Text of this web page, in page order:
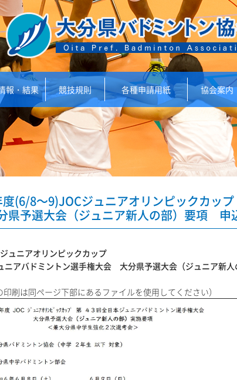
報・結果 競技規則 各種申請用紙 協会案内
(6/8～9)JOCジュニアオリンピックカッ
予選大会（ジュニア新人の部）要項 申
ュニアオリンピックカップ
ニアバドミントン選手権大会 大分県予選大会（ジュニア新人
刷は同ページ下部にあるファイルを使用してください）